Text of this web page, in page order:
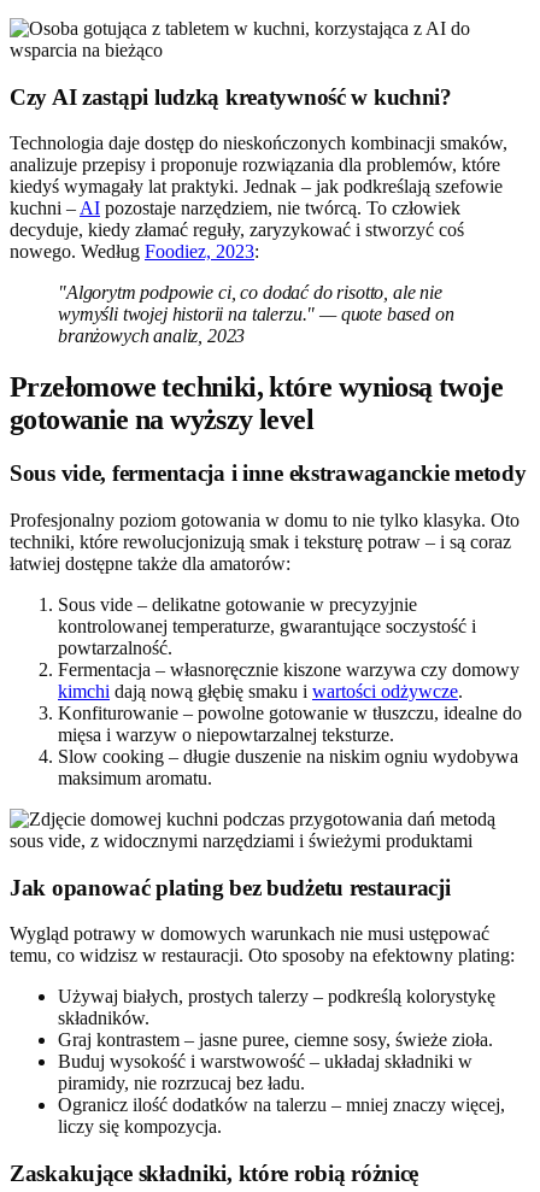
Czy AI zastąpi ludzką kreatywność w kuchni?
Technologia daje dostęp do nieskończonych kombinacji smaków,
analizuje przepisy i proponuje rozwiązania dla problemów, które
kiedyś wymagały lat praktyki. Jednak – jak podkreślają szefowie
kuchni –AI pozostaje narzędziem, nie twórcą. To człowiek
decyduje, kiedy złamać reguły, zaryzykować i stworzyć coś
nowego. Według Foodiez, 2023:
"Algorytm podpowie ci, co dodać do risotto, ale nie
wymyśli twojej historii na talerzu." — quote based on
branżowych analiz, 2023
Przełomowe techniki, które wyniosą twoje
gotowanie na wyższy level
Sous vide, fermentacja i inne ekstrawaganckie metody
Profesjonalny poziom gotowania w domu to nie tylko klasyka. Oto
techniki, które rewolucjonizują smak i teksturę potraw – i są coraz
łatwiej dostępne także dla amatorów:
Sous vide – delikatne gotowanie w precyzyjnie
kontrolowanej temperaturze, gwarantujące soczystość i
powtarzalność.
Fermentacja – własnoręcznie kiszone warzywa czy domowy
kimchi dają nową głębię smaku i wartości odżywcze.
Konfiturowanie – powolne gotowanie w tłuszczu, idealne do
mięsa i warzyw o niepowtarzalnej teksturze.
Slow cooking – długie duszenie na niskim ogniu wydobywa
maksimum aromatu.
Jak opanować plating bez budżetu restauracji
Wygląd potrawy w domowych warunkach nie musi ustępować
temu, co widzisz w restauracji. Oto sposoby na efektowny plating:
Używaj białych, prostych talerzy – podkreślą kolorystykę
składników.
Graj kontrastem – jasne puree, ciemne sosy, świeże zioła.
Buduj wysokość i warstwowość – układaj składniki w
piramidy, nie rozrzucaj bez ładu.
Ogranicz ilość dodatków na talerzu – mniej znaczy więcej,
liczy się kompozycja.
Zaskakujące składniki, które robią różnicę